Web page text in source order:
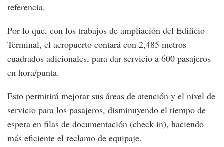
referencia.
Por lo que, con los trabajos de ampliación del Edificio
Terminal, el aeropuerto contará con 2,485 metros
cuadrados adicionales, para dar servicio a 600 pasajeros
en hora/punta.
Esto permitirá mejorar sus áreas de atención y el nivel de
servicio para los pasajeros, disminuyendo el tiempo de
espera en filas de documentación (check-in), haciendo
más eficiente el reclamo de equipaje.